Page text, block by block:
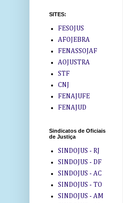
SITES:
FESOJUS
AFOJEBRA
FENASSOJAF
AOJUSTRA
STF
CNJ
FENAJUFE
FENAJUD
Sindicatos de Oficiais
de Justiça
SINDOJUS - RJ
SINDOJUS - DF
SINDOJUS - AC
SINDOJUS - TO
SINDOJUS - AM